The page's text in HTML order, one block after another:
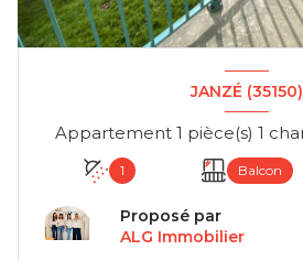
JANZÉ (35150)
1 Balcon
Proposé par
ALG Immobilier